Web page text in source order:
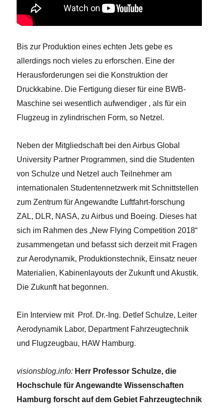
Bis zur Produktion eines echten Jets gebe es
allerdings noch vieles zu erforschen. Eine der
Herausforderungen sei die Konstruktion der
Druckkabine. Die Fertigung dieser für eine BWB-
Maschine sei wesentlich aufwendiger , als für ein
Flugzeug in zylindrischen Form, so Netzel.
Neben der Mitgliedschaft bei den Airbus Global
University Partner Programmen, sind die Studenten
von Schulze und Netzel auch Teilnehmer am
internationalen Studentennetzwerk mit Schnittstellen
zum Zentrum für Angewandte Luftfahrt-forschung
ZAL, DLR, NASA, zu Airbus und Boeing. Dieses hat
sich im Rahmen des „New Flying Competition 2018“
zusammengetan und befasst sich derzeit mit Fragen
zur Aerodynamik, Produktionstechnik, Einsatz neuer
Materialien, Kabinenlayouts der Zukunft und Akustik.
Die Zukunft hat begonnen.
Ein Interview mit Prof. Dr.-Ing. Detlef Schulze, Leiter
Aerodynamik Labor, Department Fahrzeugtechnik
und Flugzeugbau, HAW Hamburg.
visionsblog.info: Herr Professor Schulze, die
Hochschule für Angewandte Wissenschaften
Hamburg forscht auf dem Gebiet Fahrzeugtechnik